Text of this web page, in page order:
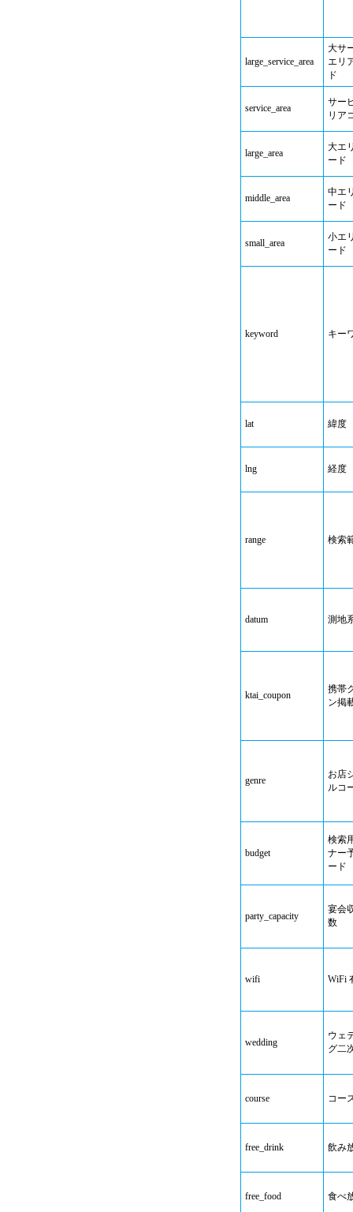
large_service_area
大サ
エリ
ド
service_area
サー
リア
large_area
大エ
ード
middle_area
中エ
ード
small_area
小エ
ード
keyword キー
lat 緯度
lng 経度
range 検索
datum 測地
ktai_coupon
携帯
ン掲
genre
お店
ルコ
budget
検索
ナー
ード
party_capacity
宴会
数
wifi WiFi
wedding
ウェ
グ二
course コー
free_drink 飲み
free_food 食べ